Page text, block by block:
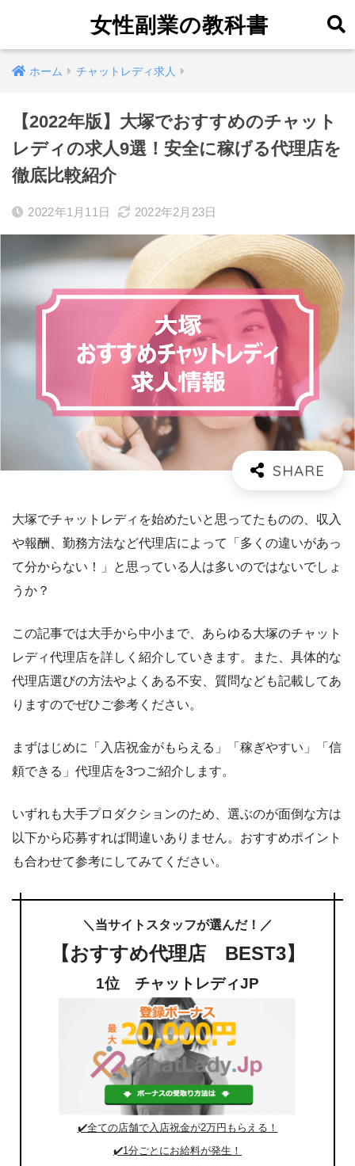
女性副業の教科書
ホーム チャットレディ求人
【2022年版】大塚でおすすめのチャット
レディの求人9選！安全に稼げる代理店を
徹底比較紹介
2022年1月11日 2022年2月23日
大塚でチャットレディを始めたいと思ってたものの、収入
や報酬、勤務方法など代理店によって「多くの違いがあっ
て分からない！」と思っている人は多いのではないでしょ
うか？
この記事では大手から中小まで、あらゆる大塚のチャット
レディ代理店を詳しく紹介していきます。また、具体的な
代理店選びの方法やよくある不安、質問なども記載してあ
りますのでぜひご参考ください。
まずはじめに「入店祝金がもらえる」「稼ぎやすい」「信
頼できる」代理店を3つご紹介します。
いずれも大手プロダクションのため、選ぶのが面倒な方は
以下から応募すれば間違いありません。おすすめポイント
も合わせて参考にしてみてください。
＼当サイトスタッフが選んだ！／
【おすすめ代理店 BEST3】
1位 チャットレディJP
✔️全ての店舗で入店祝金が2万円もらえる！
✔️1分ごとにお給料が発生！